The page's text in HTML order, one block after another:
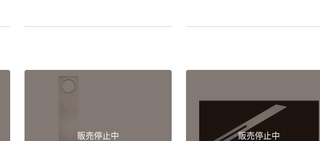
販売停止中 販売停止中